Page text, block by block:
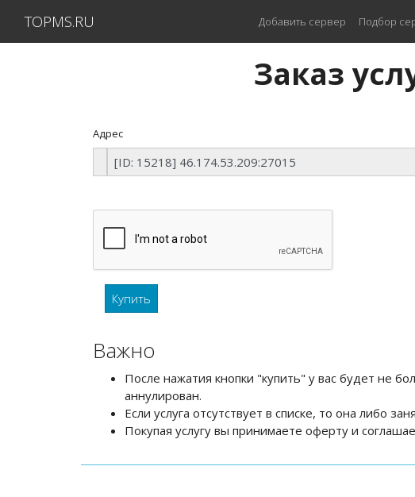
TOPMS.RU Добавить сервер Подбор
Заказ
Адрес
Важно
После нажатия кнопки "купить" у вас будет не
аннулирован.
Если услуга отсутствует в списке, то она либо
Покупая услугу вы принимаете оферту и